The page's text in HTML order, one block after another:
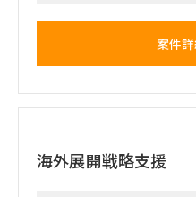
・対象会社のプロダクト資料
■出社の仕方について：
基本リモート／都内で数回対面
案件
海外展開戦略支援